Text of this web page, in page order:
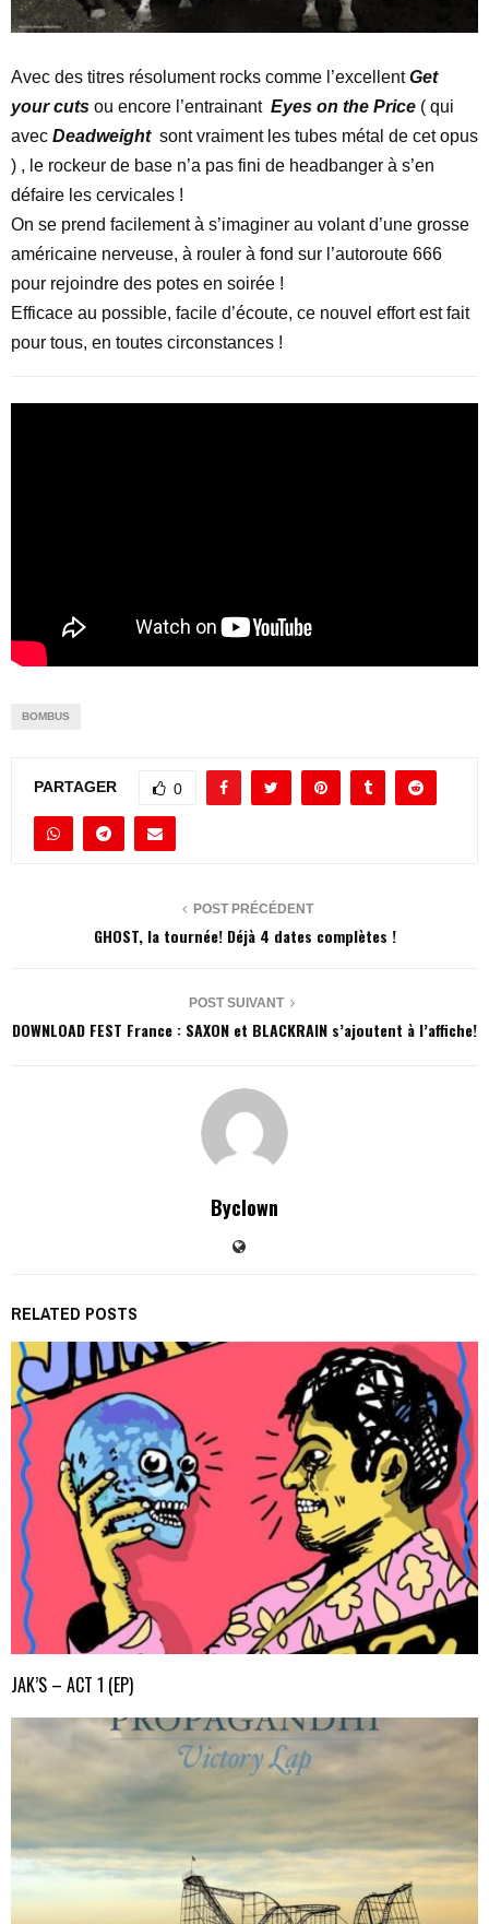
Avec des titres résolument rocks comme l’excellentGet
your cuts ou encore l’entrainant Eyes on the Price ( qui
avec Deadweightsont vraiment les tubes métal de cet opus
) , le rockeur de base n’a pas fini de headbanger à s’en
défaire les cervicales !
On se prend facilement à s’imaginer au volant d’une grosse
américaine nerveuse, à rouler à fond sur l’autoroute 666
pour rejoindre des potes en soirée !
Efficace au possible, facile d’écoute, ce nouvel effort est fait
pour tous, en toutes circonstances !
BOMBUS
PARTAGER 0
POST PRÉCÉDENT
GHOST, la tournée! Déjà 4 dates complètes !
POST SUIVANT
DOWNLOAD FEST France : SAXON et BLACKRAIN s’ajoutent à l’affiche!
Byclown
RELATED POSTS
JAK’S – ACT 1 (EP)